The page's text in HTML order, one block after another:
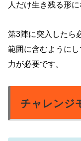
人だけ生き残る形
第3陣に突入したら
範囲に含むように
力が必要です。
チャレン